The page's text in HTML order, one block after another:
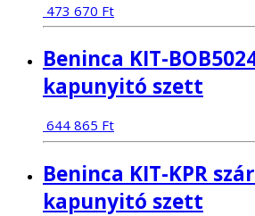
473 670 Ft
Beninca KIT-
kapunyitó szett
644 865 Ft
Beninca KIT-KPR
kapunyitó szett